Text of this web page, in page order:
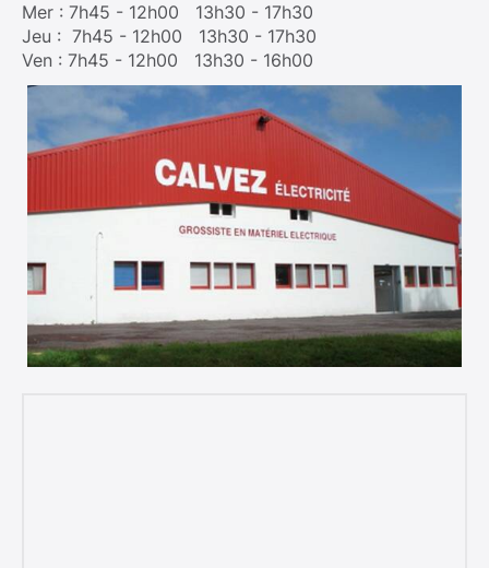
Mer : 7h45 - 12h00 13h30 - 17h30
Jeu : 7h45 - 12h00 13h30 - 17h30
Ven : 7h45 - 12h00 13h30 - 16h00